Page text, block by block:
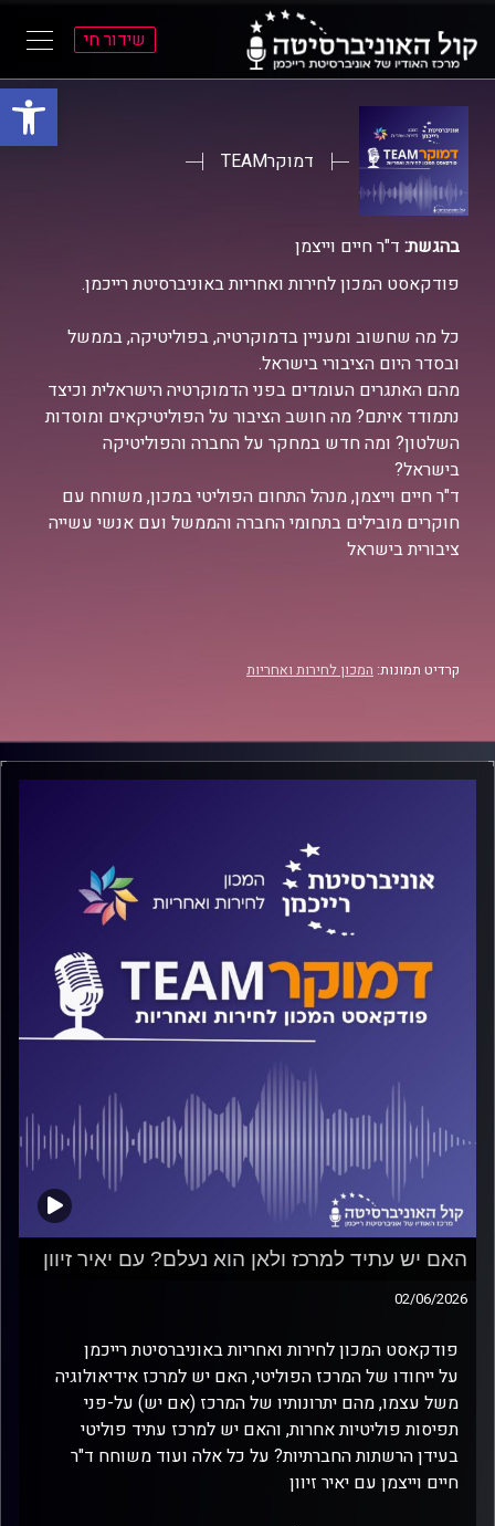
פתח
הראשי
הראשי
שידור חי
דמוקרTEAM
בהגשת: ד"ר חיים וייצמן
פודקאסט המכון לחירות ואחריות באוניברסיטת רייכמן.
כל מה שחשוב ומעניין בדמוקרטיה, בפוליטיקה, בממשל
ובסדר היום הציבורי בישראל.
מהם האתגרים העומדים בפני הדמוקרטיה הישראלית וכיצד
נתמודד איתם? מה חושב הציבור על הפוליטיקאים ומוסדות
השלטון? ומה חדש במחקר על החברה והפוליטיקה
בישראל?
ד"ר חיים וייצמן, מנהל התחום הפוליטי במכון, משוחח עם
חוקרים מובילים בתחומי החברה והממשל ועם אנשי עשייה
ציבורית בישראל
קרדיט תמונות: המכון לחירות ואחריות
האם יש עתיד למרכז ולאן הוא נעלם? עם יאיר זיוון
02/06/2026
פודקאסט המכון לחירות ואחריות באוניברסיטת רייכמן
על ייחודו של המרכז הפוליטי, האם יש למרכז אידיאולוגיה
משל עצמו, מהם יתרונותיו של המרכז (אם יש) על-פני
תפיסות פוליטיות אחרות, והאם יש למרכז עתיד פוליטי
בעידן הרשתות החברתיות? על כל אלה ועוד משוחח ד"ר
חיים וייצמן עם יאיר זיוון